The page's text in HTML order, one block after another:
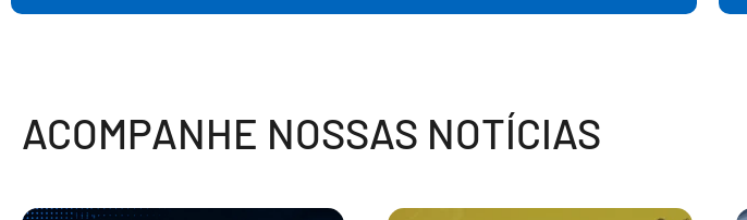
ACOMPANHE NOSSAS NOTÍCIAS